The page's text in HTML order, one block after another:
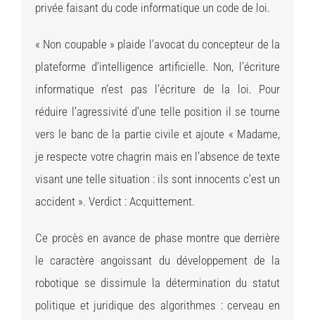
privée faisant du code informatique un code de loi.
« Non coupable » plaide l’avocat du concepteur de la
plateforme d’intelligence artificielle. Non, l’écriture
informatique n’est pas l’écriture de la loi. Pour
réduire l’agressivité d’une telle position il se tourne
vers le banc de la partie civile et ajoute « Madame,
je respecte votre chagrin mais en l’absence de texte
visant une telle situation : ils sont innocents c’est un
accident ». Verdict : Acquittement.
Ce procès en avance de phase montre que derrière
le caractère angoissant du développement de la
robotique se dissimule la détermination du statut
politique et juridique des algorithmes : cerveau en